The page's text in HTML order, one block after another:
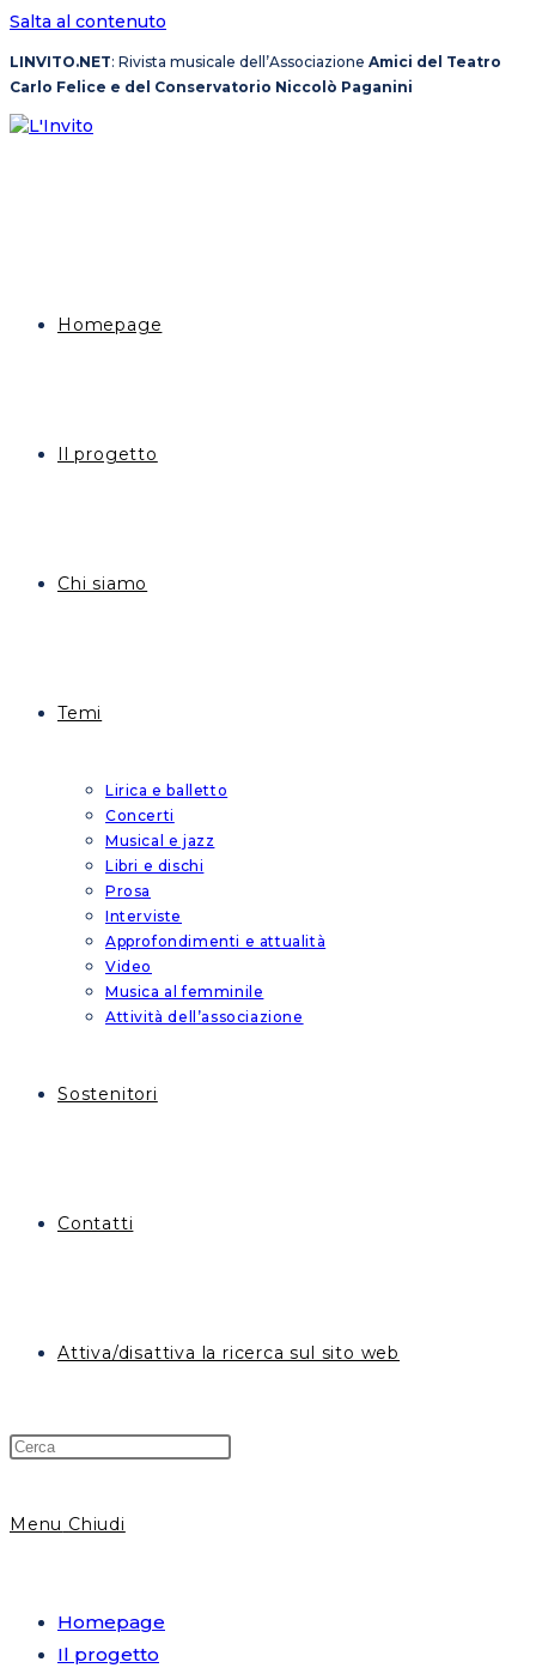
Salta al contenuto
LINVITO.NET: Rivista musicale dell’Associazione Amici del Teatro
Carlo Felice e del Conservatorio Niccolò Paganini
Homepage
Il progetto
Chi siamo
Temi
Lirica e balletto
Concerti
Musical e jazz
Libri e dischi
Prosa
Interviste
Approfondimenti e attualità
Video
Musica al femminile
Attività dell’associazione
Sostenitori
Contatti
Attiva/disattiva la ricerca sul sito web
Menu Chiudi
Homepage
Il progetto